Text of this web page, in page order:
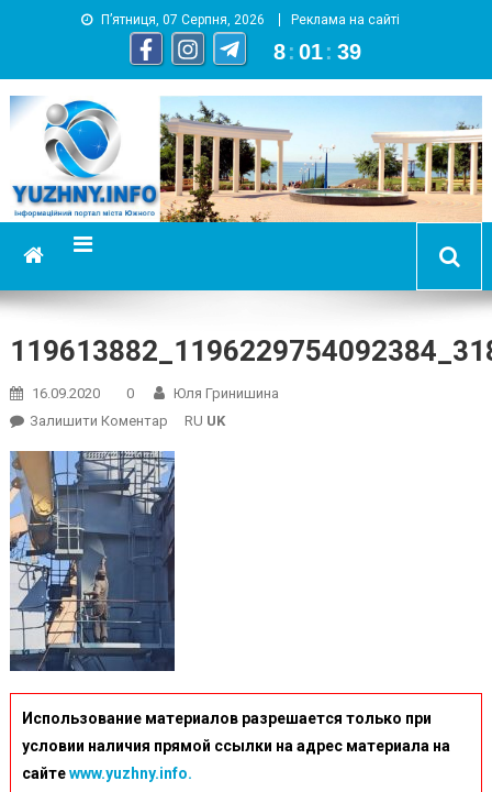
П’ятниця, 07 Серпня, 2026 Реклама на сайті
8 : 01 : 39
YUZHNY.INFO
информационный портал города Южный
16.09.2020 0
Юля Гринишина
Залишити КоментарOn RU UK
Использование материалов разрешается только при
условии наличия прямой ссылки на адрес материала на
сайтеwww.yuzhny.info.